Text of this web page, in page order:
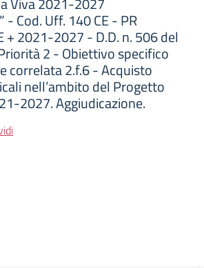
- Cod. Uff. 140 CE - PR
+ 2021-2027 - D.D. n. 506 del
2 - Obiettivo specifico
correlata 2.f.6 - Acquisto
nell’ambito del Progetto
2027. Aggiudicazione.